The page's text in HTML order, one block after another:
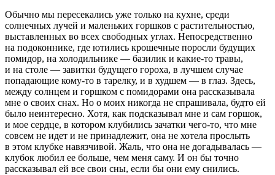
Обычно мы пересекались уже только на кухне, среди
солнечных лучей и маленьких горшков с растительностью,
выставленных во всех свободных углах. Непосредственно
на подоконнике, где ютились крошечные поросли будущих
помидор, на холодильнике — базилик и какие-то травы,
и на столе — завитки будущего гороха, в лучшем случае
попадающие кому-то в тарелку, и в худшем — в глаз. Здесь,
между солнцем и горшком с помидорами она рассказывала
мне о своих снах. Но о моих никогда не спрашивала, будто ей
было неинтересно. Хотя, как подсказывал мне и сам горшок,
и мое сердце, в котором клубились зачатки чего-то, что мне
совсем не идет и не принадлежит, она не хотела прослыть
в этом клубке навязчивой. Жаль, что она не догадывалась —
клубок любил ее больше, чем меня саму. И он бы точно
рассказывал ей все свои сны, если бы они ему снились.